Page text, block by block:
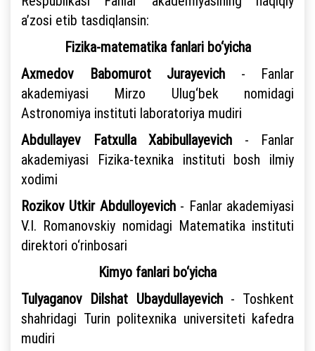
a’zosi etib tasdiqlansin:
Fizika-matematika fanlari bo‘yicha
Axmedov Babomurot Jurayevich - Fanlar
akademiyasi Mirzo Ulug‘bek nomidagi
Astronomiya instituti laboratoriya mudiri
Abdullayev Fatxulla Xabibullayevich - Fanlar
akademiyasi Fizika-texnika instituti bosh ilmiy
xodimi
Rozikov Utkir Abdulloyevich- Fanlar akademiyasi
V.I. Romanovskiy nomidagi Matematika instituti
direktori o‘rinbosari
Kimyo fanlari bo‘yicha
Tulyaganov Dilshat Ubaydullayevich- Toshkent
shahridagi Turin politexnika universiteti kafedra
mudiri